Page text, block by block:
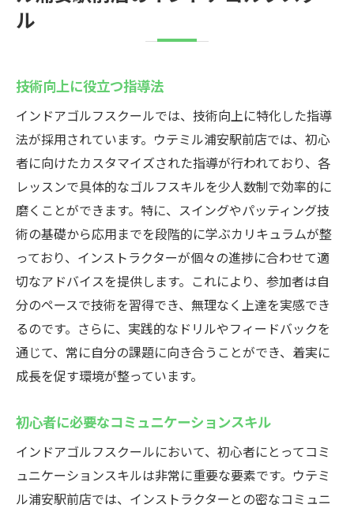
ル
技術向上に役立つ指導法
インドアゴルフスクールでは、技術向上に特化した指導
法が採用されています。ウテミル浦安駅前店では、初心
者に向けたカスタマイズされた指導が行われており、各
レッスンで具体的なゴルフスキルを少人数制で効率的に
磨くことができます。特に、スイングやパッティング技
術の基礎から応用までを段階的に学ぶカリキュラムが整
っており、インストラクターが個々の進捗に合わせて適
切なアドバイスを提供します。これにより、参加者は自
分のペースで技術を習得でき、無理なく上達を実感でき
るのです。さらに、実践的なドリルやフィードバックを
通じて、常に自分の課題に向き合うことができ、着実に
成長を促す環境が整っています。
初心者に必要なコミュニケーションスキル
インドアゴルフスクールにおいて、初心者にとってコミ
ュニケーションスキルは非常に重要な要素です。ウテミ
ル浦安駅前店では、インストラクターとの密なコミュニ